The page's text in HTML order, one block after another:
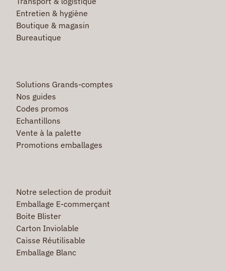
Entretien & hygiène
Boutique & magasin
Bureautique
Solutions Grands-comptes
Nos guides
Codes promos
Echantillons
Vente à la palette
Promotions emballages
Notre selection de produit
Emballage E-commerçant
Boite Blister
Carton Inviolable
Caisse Réutilisable
Emballage Blanc